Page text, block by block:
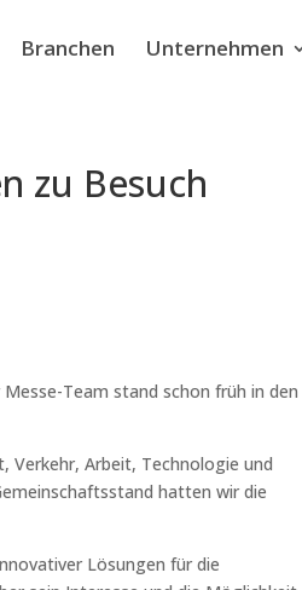
Branchen Unternehmen
zu Besuch
Team stand schon früh in den
Verkehr, Arbeit, Technologie und
hatten wir die
Lösungen für die